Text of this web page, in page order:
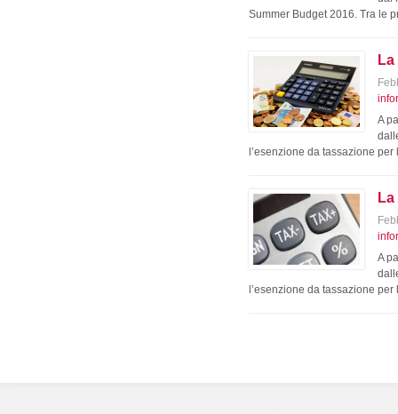
Summer Budget 2016. Tra le
A
l’esenzione da tassazione
A
l’esenzione da tassazione